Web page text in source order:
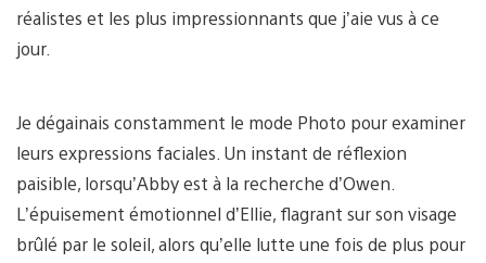
réalistes et les plus impressionnants que j’aie vus à ce
jour.
Je dégainais constamment le mode Photo pour examiner
leurs expressions faciales. Un instant de réflexion
paisible, lorsqu’Abby est à la recherche d’Owen.
L’épuisement émotionnel d’Ellie, flagrant sur son visage
brûlé par le soleil, alors qu’elle lutte une fois de plus pour